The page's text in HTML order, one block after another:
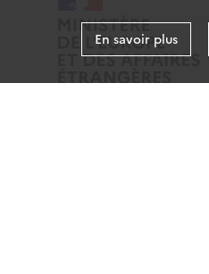
En savoir plus